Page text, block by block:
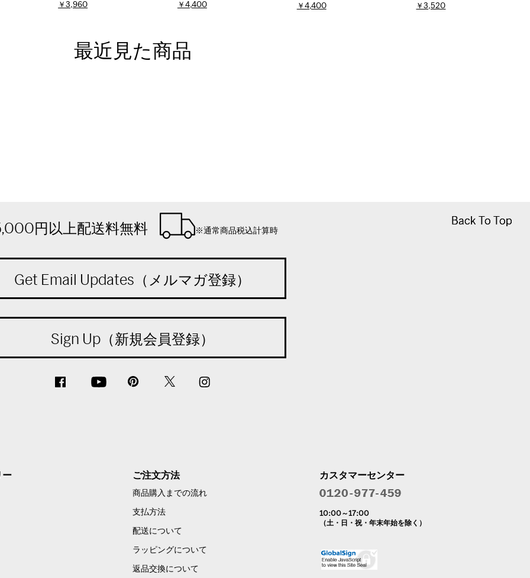
￥3,960
￥4,400
￥4,400
￥3,520
最近見た商品
Back To Top
Back To Top
円以上配送料無料 ※通常商品税込計算時
Get Email Updates（メルマガ登録）
Sign Up（新規会員登録）
ー ご注文方法
商品購入までの流れ
支払方法
配送について
ラッピングについて
返品交換について
カスタマーセンター
10:00～17:00
（土・日・祝・年末年始を除く）